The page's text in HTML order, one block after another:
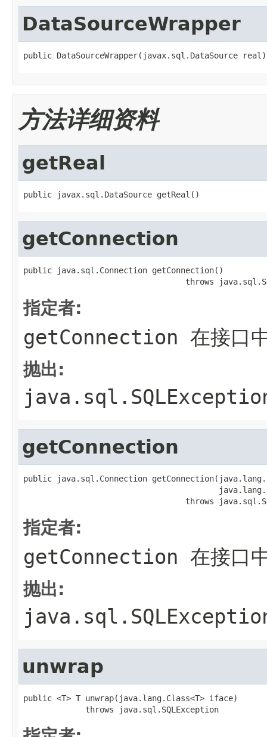
DataSourceWrapper
public DataSourceWrapper(javax.sql.DataSource real)
方法详细资料
getReal
public javax.sql.DataSource getReal()
getConnection
public java.sql.Connection getConnection()
throws
指定者:
getConnection 在接口
抛出:
getConnection
public java.sql.Connection
throws
指定者:
getConnection 在接口
抛出:
unwrap
public <T> T unwrap(java.lang.Class<T> iface)
             throws java.sql.SQLException